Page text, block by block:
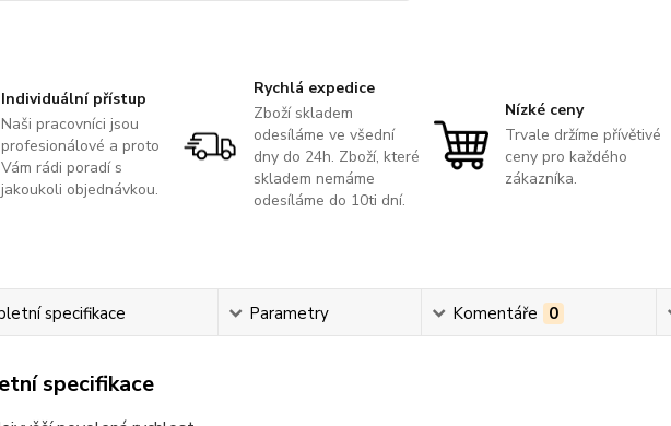
Individuální přístup
Naši pracovníci jsou
profesionálové a proto
Vám rádi poradí s
jakoukoli objednávkou.
Rychlá expedice
Zboží skladem
odesíláme ve všední
dny do 24h. Zboží, které
skladem nemáme
odesíláme do 10ti dní.
Nízké ceny
Trvale držíme přívětivé
ceny pro každého
zákazníka.
specifikace Parametry Komentáře 0
specifikace